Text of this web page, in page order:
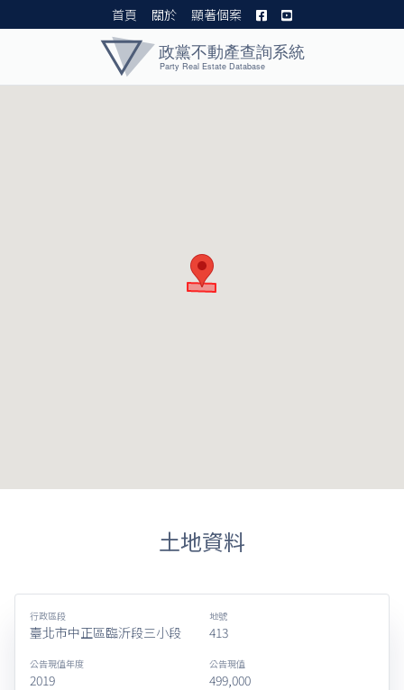
首頁 關於 顯著個案
土地資料
行政區段
臺北市中正區臨沂段三小段
地號
413
公告現值年度
2019
公告現值
499,000